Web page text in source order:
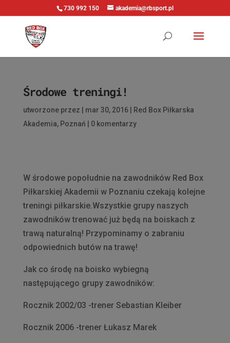
730 992 150 akademia@rbsport.pl
Środowe treningi!
utworzone przez mar 30, 2016|
Red Box Piłkarska
Akademia, Poznań 0 komentarzy
W środowe popołudnie na zawodników Red Box
Piłkarskiej Akademii w Poznaniu czekają kolejne
treningi piłkarskie.Wszystkie grupy naszych
zawodników trenować już będą na boiskach z
trawą naturalną! Przypominamy o zabraniu
odpowiednich butów na trawę!
Jak co środę na boisko wybiegną
następującego grupy zawodników:
Rocznik 2002/03 -trener Sebastian Kleiber
Rocznik 2006 -trener Łukasz Marek